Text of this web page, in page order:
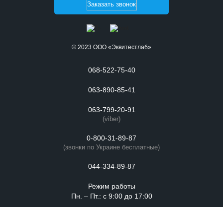
Заказать звонок
© 2023 ООО «Эквитестлаб»
068-522-75-40
063-890-85-41
063-799-20-91
(viber)
0-800-31-89-87
(звонки по Украине бесплатные)
044-334-89-87
Режим работы
Пн. – Пт.: с 9:00 до 17:00